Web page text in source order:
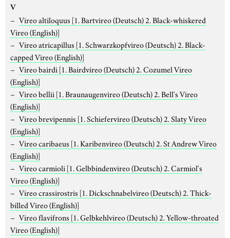
V
Vireo altiloquus [1. Bartvireo (Deutsch) 2. Black-whiskered
Vireo (English)]
Vireo atricapillus [1. Schwarzkopfvireo (Deutsch) 2. Black-
capped Vireo (English)]
Vireo bairdi [1. Bairdvireo (Deutsch) 2. Cozumel Vireo
(English)]
Vireo bellii [1. Braunaugenvireo (Deutsch) 2. Bell's Vireo
(English)]
Vireo brevipennis [1. Schiefervireo (Deutsch) 2. Slaty Vireo
(English)]
Vireo caribaeus [1. Karibenvireo (Deutsch) 2. St Andrew Vireo
(English)]
Vireo carmioli [1. Gelbbindenvireo (Deutsch) 2. Carmiol's
Vireo (English)]
Vireo crassirostris [1. Dickschnabelvireo (Deutsch) 2. Thick-
billed Vireo (English)]
Vireo flavifrons [1. Gelbkehlvireo (Deutsch) 2. Yellow-throated
Vireo (English)]